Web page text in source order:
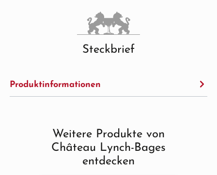
Steckbrief
Produktinformationen
Produktgalerie überspringen
Weitere Produkte von
Château Lynch-Bages
entdecken